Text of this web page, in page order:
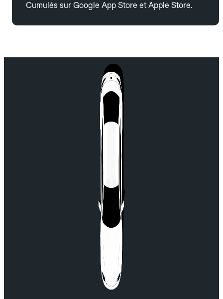
Cumulés sur Google App Store et Apple Store.